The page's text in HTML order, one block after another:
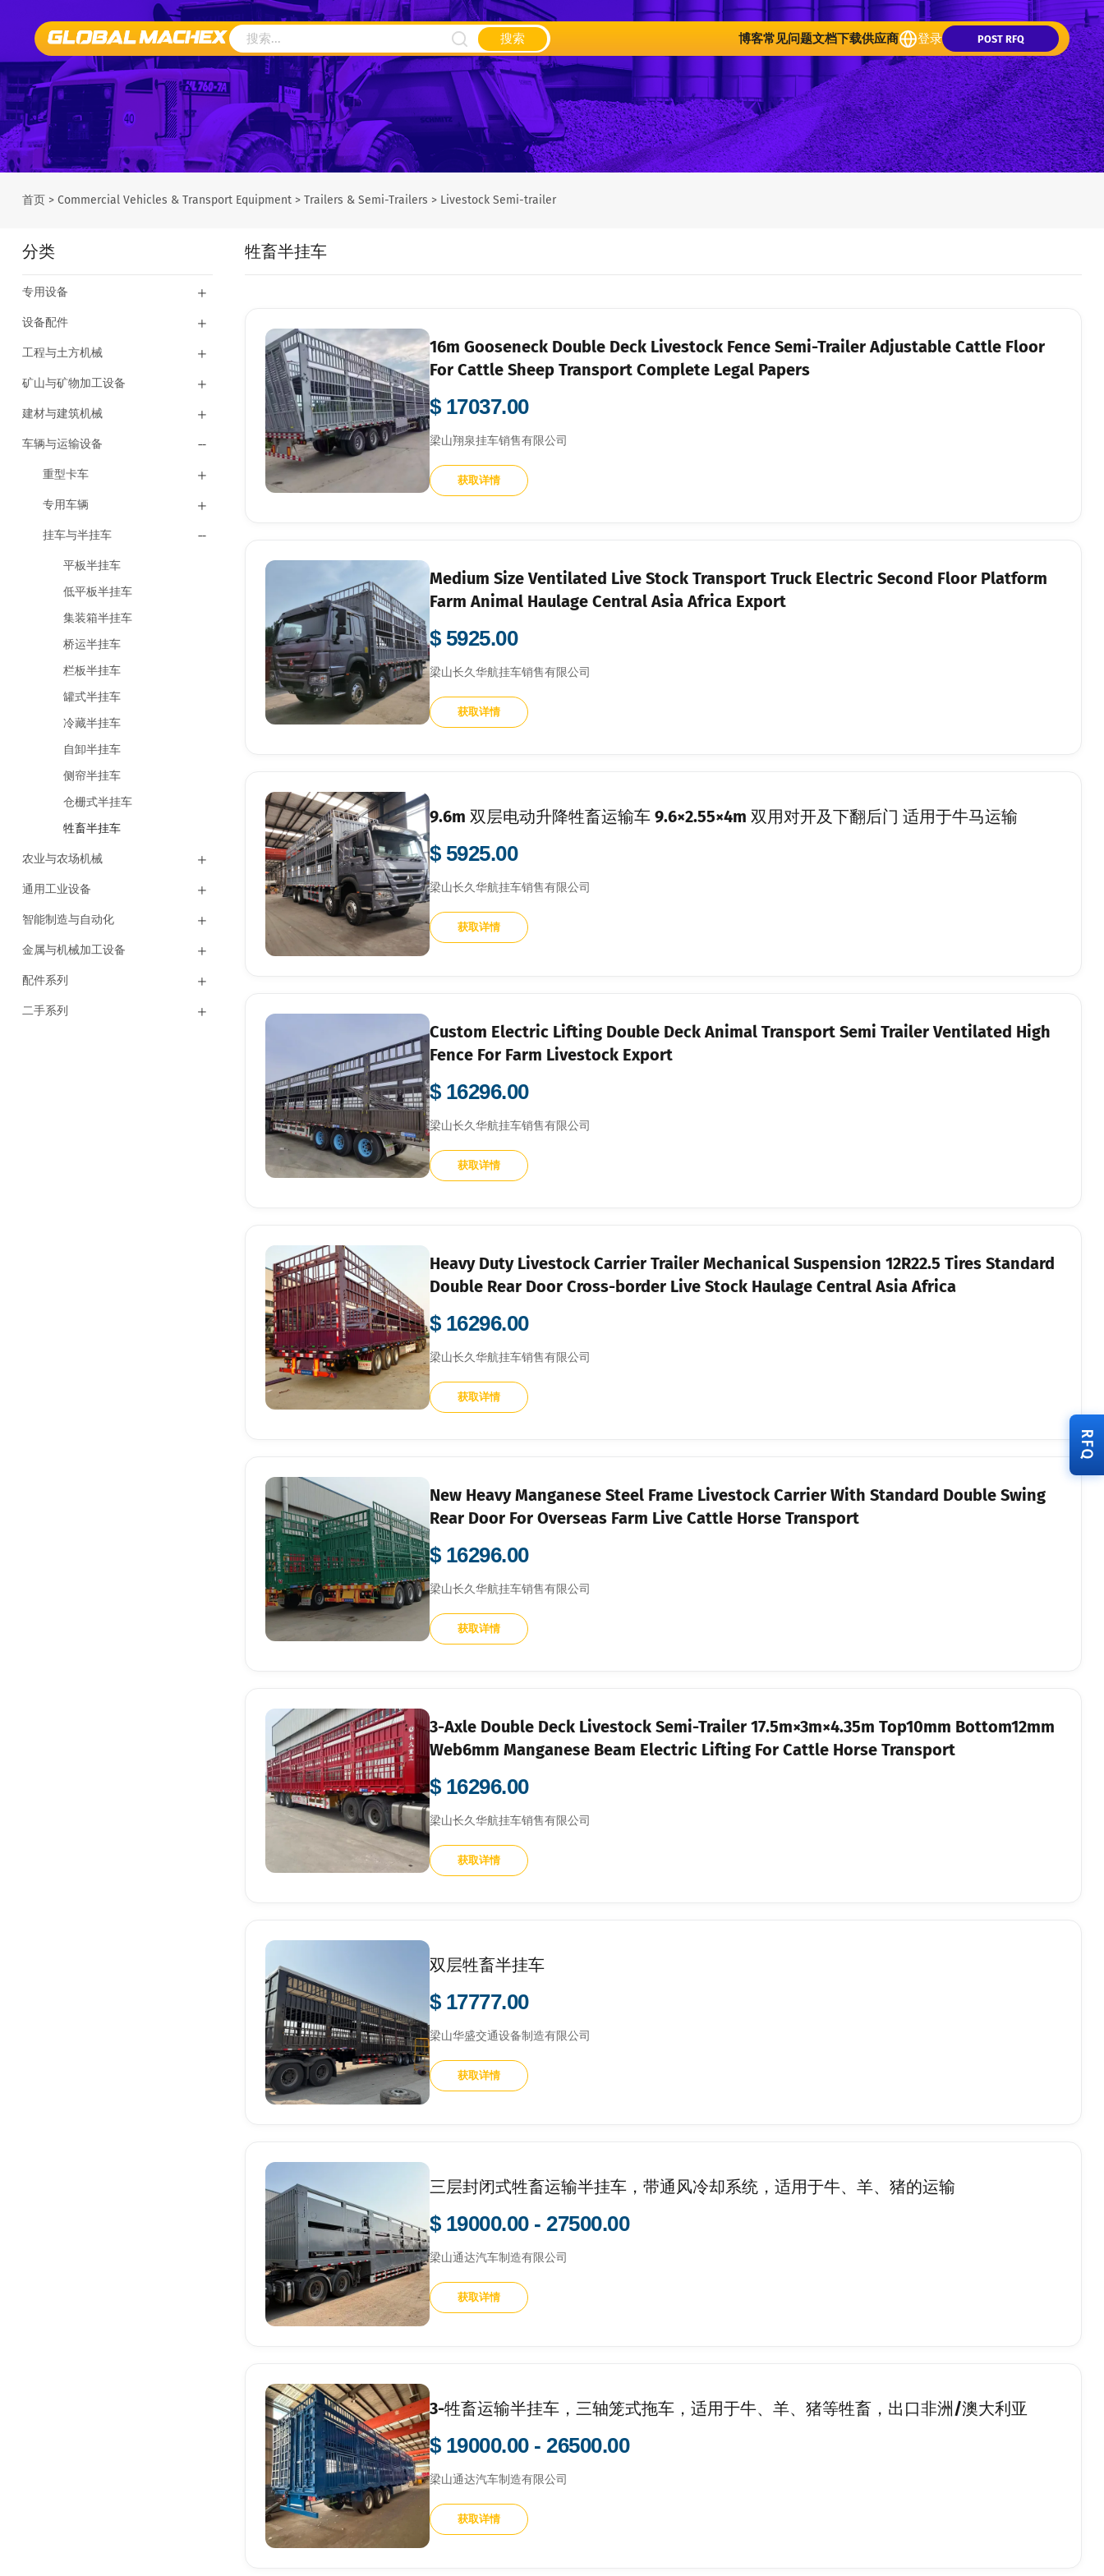
搜索 博客常见问题文档下载供应商 登录 POST RFQ
首页> Commercial Vehicles & Transport Equipment> Trailers & Semi-Trailers > Livestock Semi-trailer
分类
专用设备
设备配件
工程与土方机械
矿山与矿物加工设备
建材与建筑机械
车辆与运输设备
重型卡车
专用车辆
挂车与半挂车
平板半挂车
低平板半挂车
集装箱半挂车
桥运半挂车
栏板半挂车
罐式半挂车
冷藏半挂车
自卸半挂车
侧帘半挂车
仓栅式半挂车
牲畜半挂车
农业与农场机械
通用工业设备
智能制造与自动化
金属与机械加工设备
配件系列
二手系列
牲畜半挂车
16m Gooseneck Double Deck Livestock Fence Semi-Trailer Adjustable Cattle Floor
For Cattle Sheep Transport Complete Legal Papers
$ 17037.00
梁山翔泉挂车销售有限公司
获取详情
Medium Size Ventilated Live Stock Transport Truck Electric Second Floor Platform
Farm Animal Haulage Central Asia Africa Export
$ 5925.00
梁山长久华航挂车销售有限公司
获取详情
9.6m 双层电动升降牲畜运输车 9.6×2.55×4m 双用对开及下翻后门 适用于牛马运输
$ 5925.00
梁山长久华航挂车销售有限公司
获取详情
Custom Electric Lifting Double Deck Animal Transport Semi Trailer Ventilated High
Fence For Farm Livestock Export
$ 16296.00
梁山长久华航挂车销售有限公司
获取详情
Heavy Duty Livestock Carrier Trailer Mechanical Suspension 12R22.5 Tires Standard
Double Rear Door Cross-border Live Stock Haulage Central Asia Africa
$ 16296.00
梁山长久华航挂车销售有限公司
获取详情
New Heavy Manganese Steel Frame Livestock Carrier With Standard Double Swing
Rear Door For Overseas Farm Live Cattle Horse Transport
$ 16296.00
梁山长久华航挂车销售有限公司
获取详情
3-Axle Double Deck Livestock Semi-Trailer 17.5m×3m×4.35m Top10mm Bottom12mm
Web6mm Manganese Beam Electric Lifting For Cattle Horse Transport
$ 16296.00
梁山长久华航挂车销售有限公司
获取详情
双层牲畜半挂车
$ 17777.00
梁山华盛交通设备制造有限公司
获取详情
三层封闭式牲畜运输半挂车，带通风冷却系统，适用于牛、羊、猪的运输
$ 19000.00 - 27500.00
梁山通达汽车制造有限公司
获取详情
3-牲畜运输半挂车，三轴笼式拖车，适用于牛、羊、猪等牲畜，出口非洲/澳大利亚
$ 19000.00 - 26500.00
梁山通达汽车制造有限公司
获取详情
RFQ